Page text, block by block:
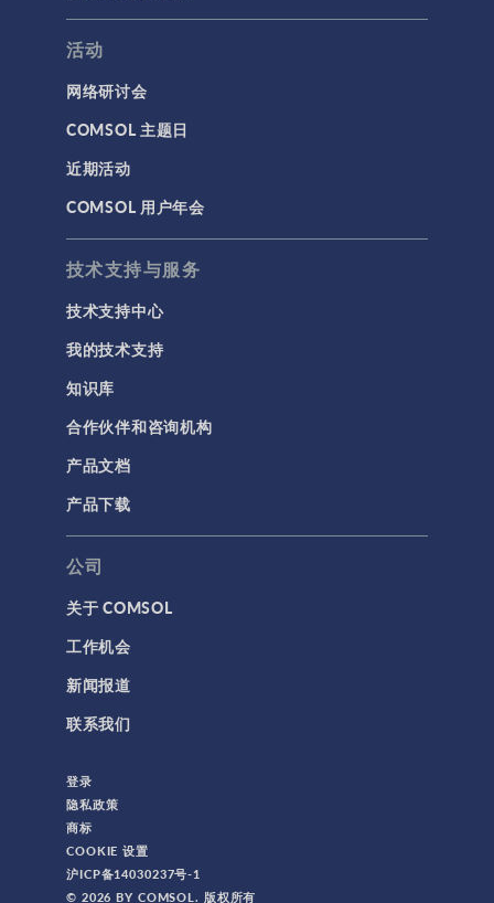
活动
网络研讨会
COMSOL 主题日
近期活动
COMSOL 用户年会
技术支持与服务
技术支持中心
我的技术支持
知识库
合作伙伴和咨询机构
产品文档
产品下载
公司
关于 COMSOL
工作机会
新闻报道
联系我们
登录
隐私政策
商标
COOKIE 设置
沪ICP备14030237号-1
© 2026 BY COMSOL. 版权所有